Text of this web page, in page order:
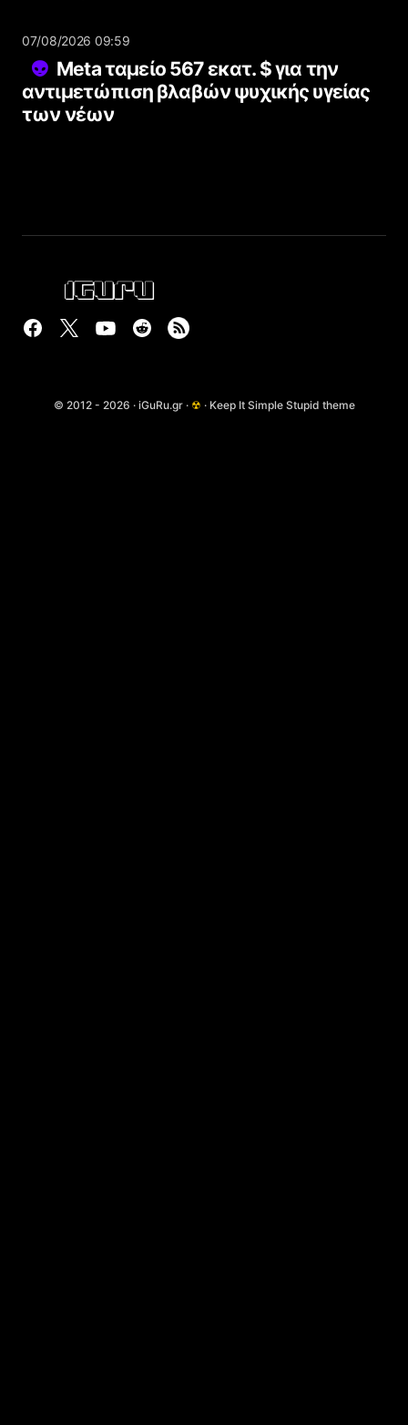
07/08/2026 09:59
Meta ταμείο 567 εκατ. $ για την
αντιμετώπιση βλαβών ψυχικής υγείας
των νέων
© 2012 - 2026 · iGuRu.gr · ☢ · Keep It Simple Stupid theme